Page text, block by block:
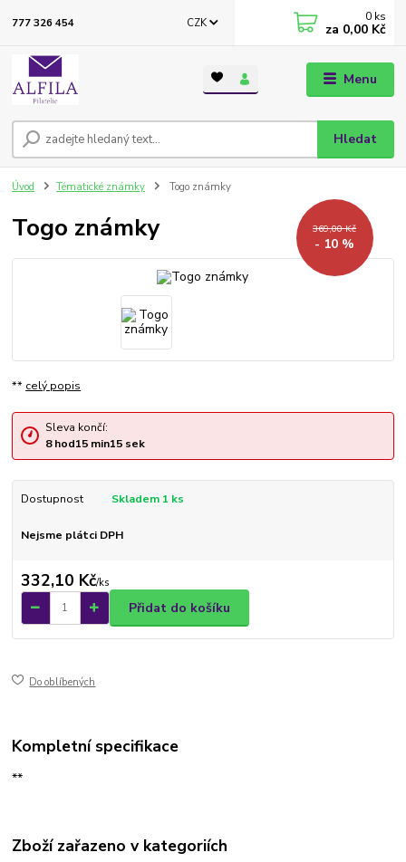
Menu
CZK
Hledat
777 326 454 0 ks
za 0,00 Kč
Úvod Tématické známky Togo známky
Togo známky 369,00 Kč
- 10 %
** celý popis
Sleva končí:
8hod15min15sek
Dostupnost Skladem 1 ks
Nejsme plátci DPH
332,10 Kč/ks
Přidat do košíku
Do oblíbených
Kompletní specifikace
**
Zboží zařazeno v kategoriích